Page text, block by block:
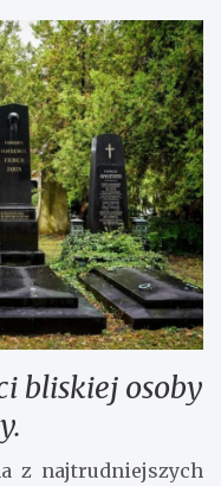
bliskiej osoby
z najtrudniejszych